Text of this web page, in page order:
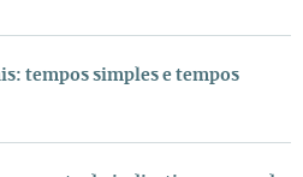
tempos simples e tempos